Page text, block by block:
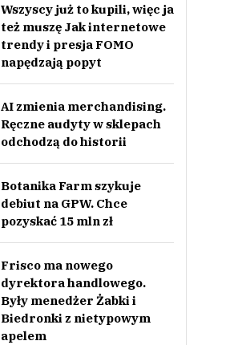
Wszyscy już to kupili, więc ja
też muszę Jak internetowe
trendy i presja FOMO
napędzają popyt
AI zmienia merchandising.
Ręczne audyty w sklepach
odchodzą do historii
Botanika Farm szykuje
debiut na GPW. Chce
pozyskać 15 mln zł
Frisco ma nowego
dyrektora handlowego.
Były menedżer Żabki i
Biedronki z nietypowym
apelem